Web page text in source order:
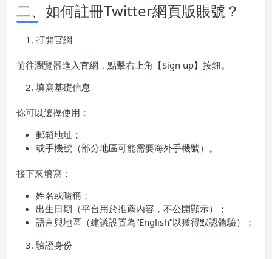
二、如何註冊Twitter網頁版賬號？
打開官網
前往瀏覽器進入官網，點擊右上角【Sign up】按鈕。
填寫基礎信息
你可以選擇使用：
郵箱地址；
或手機號（部分地區可能需要海外手機號）。
接下來填寫：
姓名或暱稱；
出生日期（平台用於推薦內容，不公開顯示）；
語言與地區（建議設置為“English”以獲得默認體驗）；
驗證身份